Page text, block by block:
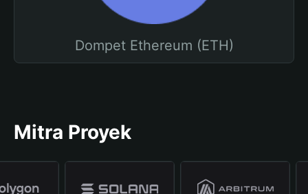
Dompet Ethereum (ETH)
Mitra Proyek